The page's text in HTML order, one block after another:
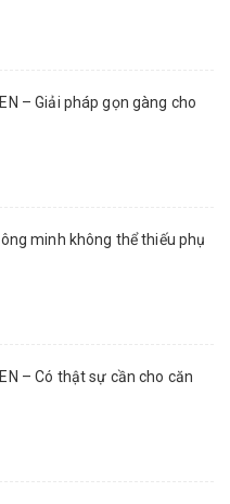
– Giải pháp gọn gàng cho
minh không thể thiếu phụ
– Có thật sự cần cho căn